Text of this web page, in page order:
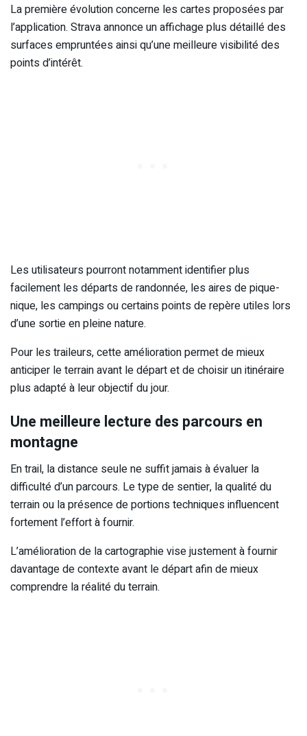
La première évolution concerne les cartes proposées par
l’application. Strava annonce un affichage plus détaillé des
surfaces empruntées ainsi qu’une meilleure visibilité des
points d’intérêt.
Les utilisateurs pourront notamment identifier plus
facilement les départs de randonnée, les aires de pique-
nique, les campings ou certains points de repère utiles lors
d’une sortie en pleine nature.
Pour les traileurs, cette amélioration permet de mieux
anticiper le terrain avant le départ et de choisir un itinéraire
plus adapté à leur objectif du jour.
Une meilleure lecture des parcours en
montagne
En trail, la distance seule ne suffit jamais à évaluer la
difficulté d’un parcours. Le type de sentier, la qualité du
terrain ou la présence de portions techniques influencent
fortement l’effort à fournir.
L’amélioration de la cartographie vise justement à fournir
davantage de contexte avant le départ afin de mieux
comprendre la réalité du terrain.